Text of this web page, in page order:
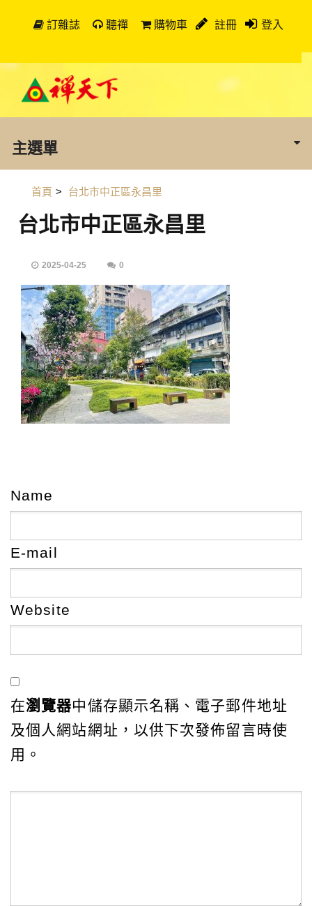
訂雜誌 聽禪 購物車 註冊 登入
主選單
首頁 > 台北市中正區永昌里
台北市中正區永昌里
2025-04-25 0
Name
E-mail
Website
在瀏覽器中儲存顯示名稱、電子郵件地址
及個人網站網址，以供下次發佈留言時使
用。